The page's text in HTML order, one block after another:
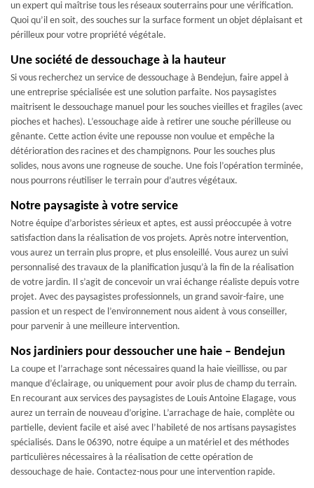
un expert qui maîtrise tous les réseaux souterrains pour une vérification.
Quoi qu’il en soit, des souches sur la surface forment un objet déplaisant et
périlleux pour votre propriété végétale.
Une société de dessouchage à la hauteur
Si vous recherchez un service de dessouchage à Bendejun, faire appel à
une entreprise spécialisée est une solution parfaite. Nos paysagistes
maitrisent le dessouchage manuel pour les souches vieilles et fragiles (avec
pioches et haches). L’essouchage aide à retirer une souche périlleuse ou
gênante. Cette action évite une repousse non voulue et empêche la
détérioration des racines et des champignons. Pour les souches plus
solides, nous avons une rogneuse de souche. Une fois l’opération terminée,
nous pourrons réutiliser le terrain pour d’autres végétaux.
Notre paysagiste à votre service
Notre équipe d’arboristes sérieux et aptes, est aussi préoccupée à votre
satisfaction dans la réalisation de vos projets. Après notre intervention,
vous aurez un terrain plus propre, et plus ensoleillé. Vous aurez un suivi
personnalisé des travaux de la planification jusqu’à la fin de la réalisation
de votre jardin. Il s’agit de concevoir un vrai échange réaliste depuis votre
projet. Avec des paysagistes professionnels, un grand savoir-faire, une
passion et un respect de l’environnement nous aident à vous conseiller,
pour parvenir à une meilleure intervention.
Nos jardiniers pour dessoucher une haie – Bendejun
La coupe et l’arrachage sont nécessaires quand la haie vieillisse, ou par
manque d’éclairage, ou uniquement pour avoir plus de champ du terrain.
En recourant aux services des paysagistes de Louis Antoine Elagage, vous
aurez un terrain de nouveau d’origine. L’arrachage de haie, complète ou
partielle, devient facile et aisé avec l’habileté de nos artisans paysagistes
spécialisés. Dans le 06390, notre équipe a un matériel et des méthodes
particulières nécessaires à la réalisation de cette opération de
dessouchage de haie. Contactez-nous pour une intervention rapide.